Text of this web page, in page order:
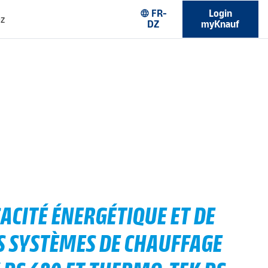
language FR-
DZ
Login
myKnauf
ÉNERGÉTIQUE ET DE
DE CHAUFFAGE